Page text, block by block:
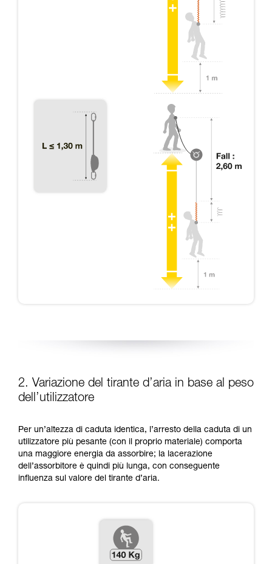
2. Variazione del tirante d’aria in base al peso
dell’utilizzatore
Per un’altezza di caduta identica, l’arresto della caduta di un
utilizzatore più pesante (con il proprio materiale) comporta
una maggiore energia da assorbire; la lacerazione
dell’assorbitore è quindi più lunga, con conseguente
influenza sul valore del tirante d’aria.